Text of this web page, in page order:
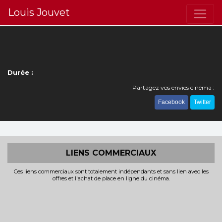
Louis Jouvet
Durée :
Partagez vos envies cinéma :
Facebook Twitter
LIENS COMMERCIAUX
Ces liens commerciaux sont totalement indépendants et sans lien avec les
offres et l'achat de place en ligne du cinéma.